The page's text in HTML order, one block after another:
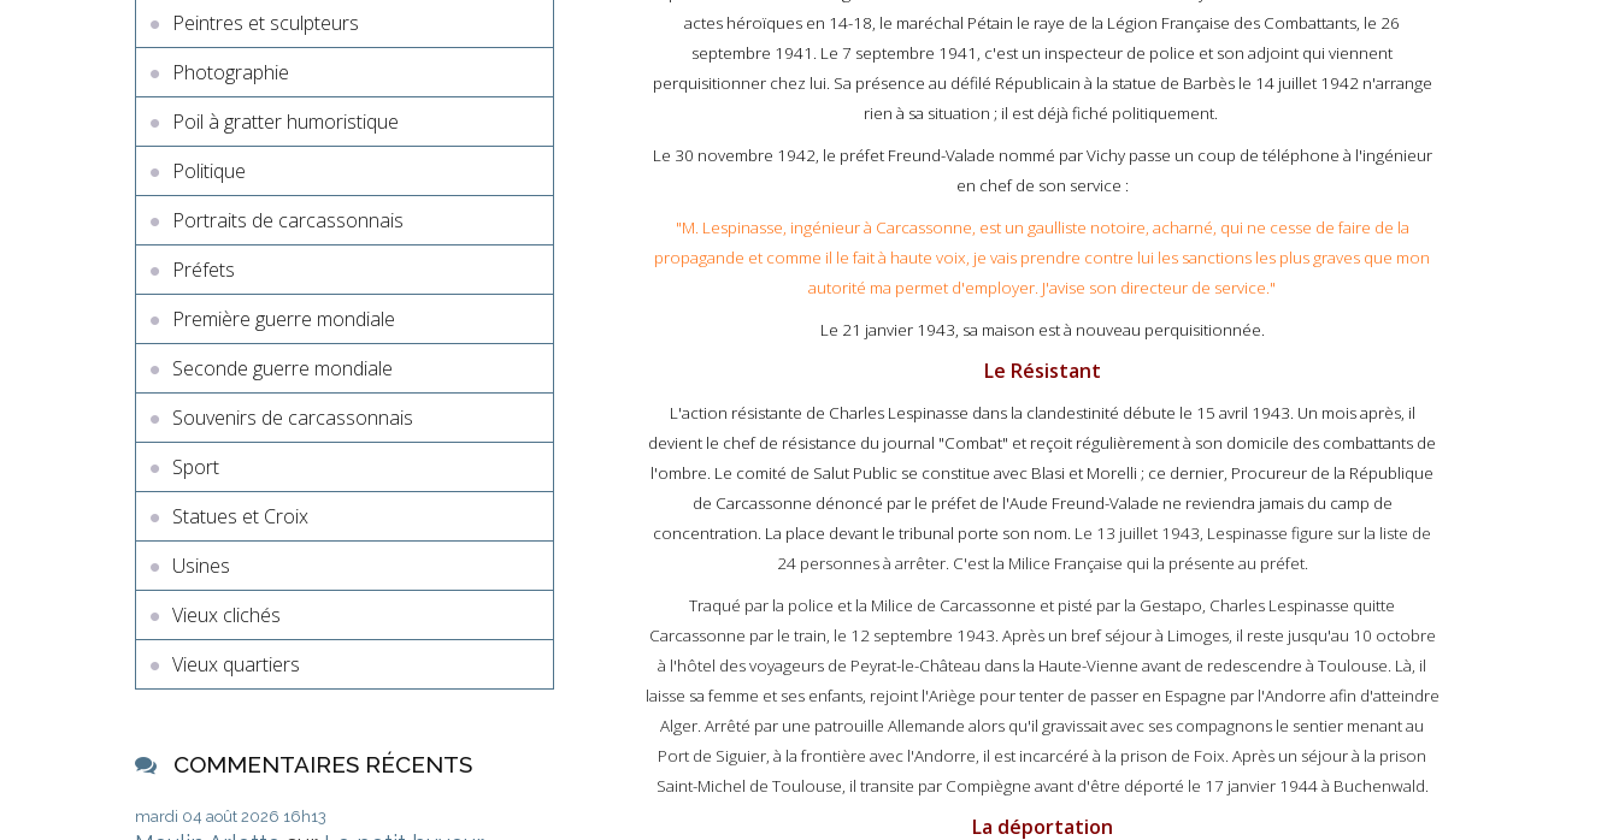
Peintres et sculpteurs
Photographie
Poil à gratter humoristique
Politique
Portraits de carcassonnais
Préfets
Première guerre mondiale
Seconde guerre mondiale
Souvenirs de carcassonnais
Sport
Statues et Croix
Usines
Vieux clichés
Vieux quartiers
COMMENTAIRES RÉCENTS
mardi 04 août 2026 16h13
actes héroïques en 14-18, le maréchal Pétain le raye de la Légion Française des Combattants, le 26
septembre 1941. Le 7 septembre 1941, c'est un inspecteur de police et son adjoint qui viennent
perquisitionner chez lui. Sa présence au défilé Républicain à la statue de Barbès le 14 juillet 1942 n'arrange
rien à sa situation ; il est déjà fiché politiquement.
Le 30 novembre 1942, le préfet Freund-Valade nommé par Vichy passe un coup de téléphone à l'ingénieur
en chef de son service :
"M. Lespinasse, ingénieur à Carcassonne, est un gaulliste notoire, acharné, qui ne cesse de faire de la
propagande et comme il le fait à haute voix, je vais prendre contre lui les sanctions les plus graves que mon
autorité ma permet d'employer. J'avise son directeur de service."
Le 21 janvier 1943, sa maison est à nouveau perquisitionnée.
Le Résistant
L'action résistante de Charles Lespinasse dans la clandestinité débute le 15 avril 1943. Un mois après, il
devient le chef de résistance du journal "Combat" et reçoit régulièrement à son domicile des combattants de
l'ombre. Le comité de Salut Public se constitue avec Blasi et Morelli ; ce dernier, Procureur de la République
de Carcassonne dénoncé par le préfet de l'Aude Freund-Valade ne reviendra jamais du camp de
concentration. La place devant le tribunal porte son nom. Le 13 juillet 1943, Lespinasse figure sur la liste de
24 personnes à arrêter. C'est la Milice Française qui la présente au préfet.
Traqué par la police et la Milice de Carcassonne et pisté par la Gestapo, Charles Lespinasse quitte
Carcassonne par le train, le 12 septembre 1943. Après un bref séjour à Limoges, il reste jusqu'au 10 octobre
à l'hôtel des voyageurs de Peyrat-le-Château dans la Haute-Vienne avant de redescendre à Toulouse. Là, il
laisse sa femme et ses enfants, rejoint l'Ariège pour tenter de passer en Espagne par l'Andorre afin d'atteindre
Alger. Arrêté par une patrouille Allemande alors qu'il gravissait avec ses compagnons le sentier menant au
Port de Siguier, à la frontière avec l'Andorre, il est incarcéré à la prison de Foix. Après un séjour à la prison
Saint-Michel de Toulouse, il transite par Compiègne avant d'être déporté le 17 janvier 1944 à Buchenwald.
La déportation